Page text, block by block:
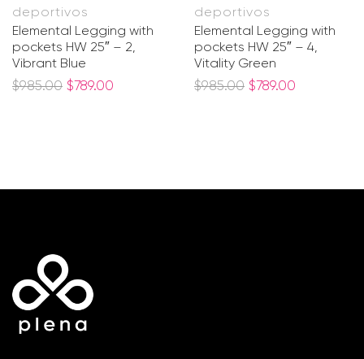
deportivos
Elemental Legging with
pockets HW 25″ – 2,
Vibrant Blue
$985.00 $789.00
deportivos
Elemental Legging with
pockets HW 25″ – 4,
Vitality Green
$985.00 $789.00